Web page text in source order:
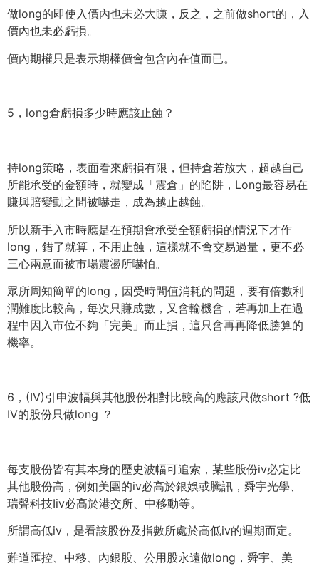
做long的即使入價內也未必大賺，反之，之前做short的， 入
價內也未必虧損。
價內期權只是表示期權價會包含內在值而已。
5，long倉虧損多少時應該止蝕？
持long策略，表面看來虧損有限，但持倉若放大， 超越自己
所能承受的金額時，就變成「震倉」的陷阱， Long最容易在
賺與賠變動之間被嚇走，成為越止越蝕。
所以新手入市時應是在預期會承受全額虧損的情況下才作
long， 錯了就算，不用止蝕，這樣就不會交易過量， 更不必
三心兩意而被市場震盪所嚇怕。
眾所周知簡單的long，因受時間值消耗的問題， 要有倍數利
潤難度比較高，每次只賺成數，又會輸機會， 若再加上在過
程中因入市位不夠「完美」而止損， 這只會再再降低勝算的
機率。
6，(IV)引申波幅與其他股份相對比較高的應該只做short ?低
IV的股份只做long ？
每支股份皆有其本身的歷史波幅可追索， 某些股份iv必定比
其他股份高， 例如美團的iv必高於銀娛或騰訊，舜宇光學、
瑞聲科技Iiv必高於港交所、中移動等。
所謂高低iv，是看該股份及指數所處於高低iv的週期而定。
難道匯控、中移、內銀股、公用股永遠做long，舜宇、美